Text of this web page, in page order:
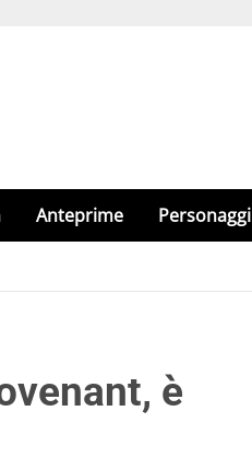
Anteprime Personaggi
è